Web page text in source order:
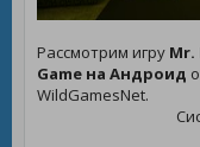
Рассмотрим игру Mr.
Game на Андроид
WildGamesNet.